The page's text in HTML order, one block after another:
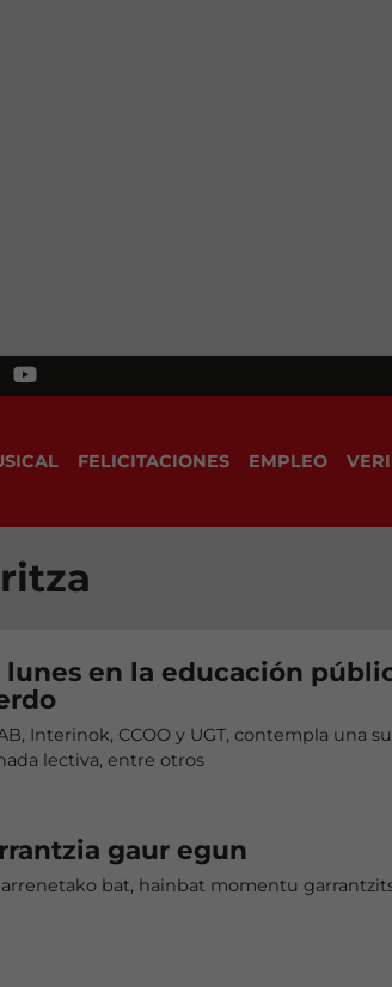
FELICITACIONES EMPLEO
lunes en la educación
Interinok, CCOO y UGT, contempla una
lectiva, entre otros
gaur egun
bat, hainbat momentu